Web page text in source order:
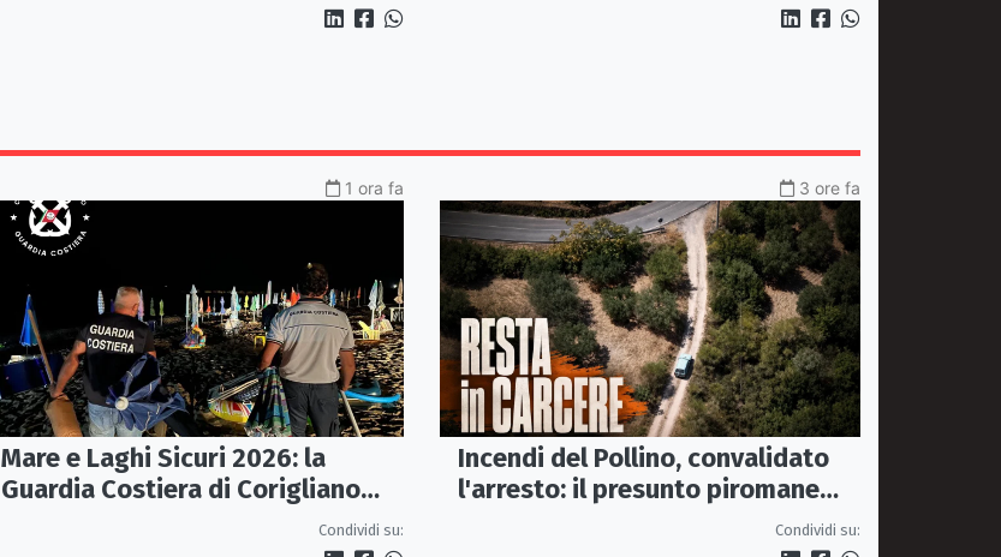
1 ora fa
Mare e Laghi Sicuri 2026: la
Guardia Costiera di Corigliano
controlla il litorale da RoccaCondividi su:
3 ore fa
Incendi del Pollino, convalidato
l'arresto: il presunto piromane
Condividi su: